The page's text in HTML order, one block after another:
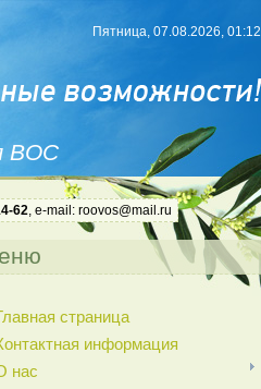
ВОС
Пятница, 07.08.2026, 01:12
62, e-mail: roovos@mail.ru
страница
информация
нас